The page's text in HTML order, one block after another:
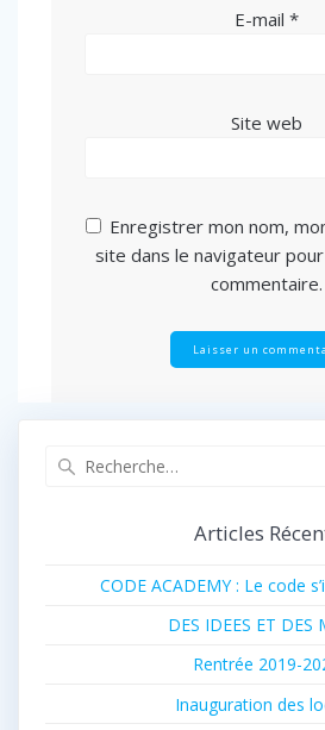
E-mail *
Site web
Enregistrer mon nom,
site dans le navigateur
commentaire.
Articles
CODE ACADEMY : Le code
DES IDEES ET DES
Rentrée 2019-
Inauguration des